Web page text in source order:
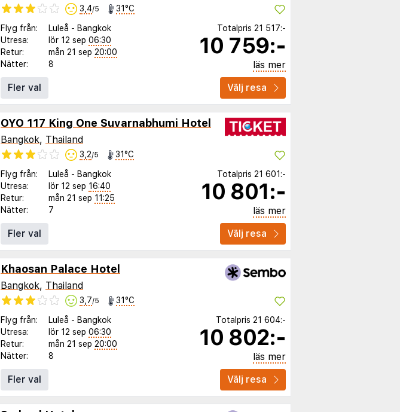
3,4/5 31°C
Flyg från: Luleå - Bangkok
Utresa:
lör 12 sep 06:30
Retur:
mån 21 sep 20:00
Nätter:
8
Totalpris 21 517:-
10 759:-
läs mer
Fler val
Välj resa
OYO 117 King One Suvarnabhumi Hotel
Bangkok, Thailand
3,2/5 31°C
Flyg från: Luleå - Bangkok
Utresa:
lör 12 sep 16:40
Retur:
mån 21 sep 11:25
Nätter:
7
Totalpris 21 601:-
10 801:-
läs mer
Fler val
Välj resa
Khaosan Palace Hotel
Bangkok, Thailand
3,7/5 31°C
Flyg från: Luleå - Bangkok
Utresa:
lör 12 sep 06:30
Retur:
mån 21 sep 20:00
Nätter:
8
Totalpris 21 604:-
10 802:-
läs mer
Fler val
Välj resa